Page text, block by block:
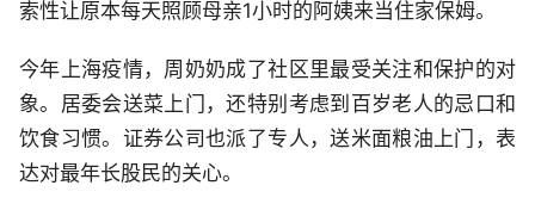
索性让原本每天照顾母亲1小时的阿姨来当住家保姆。
今年上海疫情，周奶奶成了社区里最受关注和保护的对
象。居委会送菜上门，还特别考虑到百岁老人的忌口和
饮食习惯。证券公司也派了专人，送米面粮油上门，表
达对最年长股民的关心。